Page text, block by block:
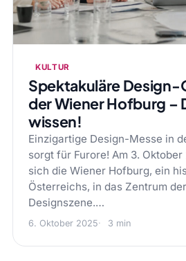
KULTUR
Spektakuläre Design-
der Wiener Hofburg –
wissen!
Einzigartige Design-Messe in
sorgt für Furore! Am 3.
sich die Wiener Hofburg, ein
Österreichs, in das Zentrum
Designszene.…
6. Oktober 2025 3 min